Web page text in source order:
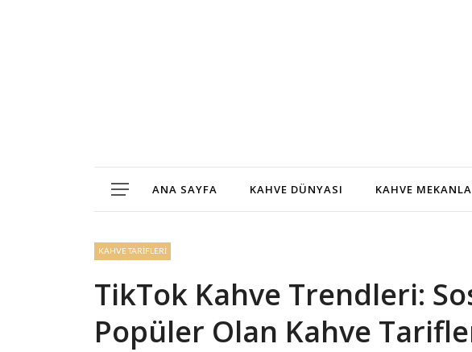
ANA SAYFA KAHVE DÜNYASI KAHVE
KAHVE TARIFLERI
TikTok Kahve Trendleri:
Popüler Olan Kahve